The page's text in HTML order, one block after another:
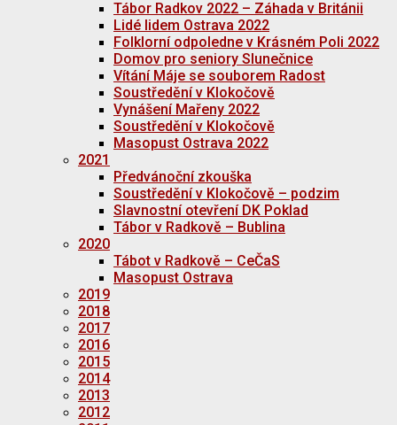
Tábor Radkov 2022 – Záhada v Británii
Lidé lidem Ostrava 2022
Folklorní odpoledne v Krásném Poli 2022
Domov pro seniory Slunečnice
Vítání Máje se souborem Radost
Soustředění v Klokočově
Vynášení Mařeny 2022
Soustředění v Klokočově
Masopust Ostrava 2022
2021
Předvánoční zkouška
Soustředění v Klokočově – podzim
Slavnostní otevření DK Poklad
Tábor v Radkově – Bublina
2020
Tábot v Radkově – CeČaS
Masopust Ostrava
2019
2018
2017
2016
2015
2014
2013
2012